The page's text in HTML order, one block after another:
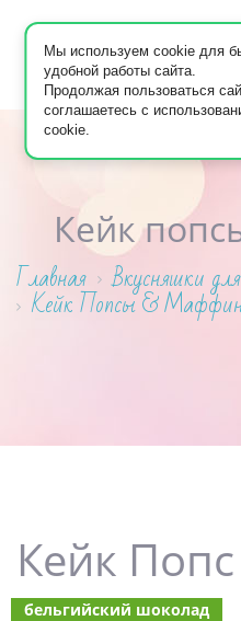
Кейк
Главная Вкусняшки
Кейк Попсы &
Кейк
бельгийский шоколад
Мы используем cookie для
удобной работы сайта.
Продолжая пользоваться
соглашаетесь с
cookie.